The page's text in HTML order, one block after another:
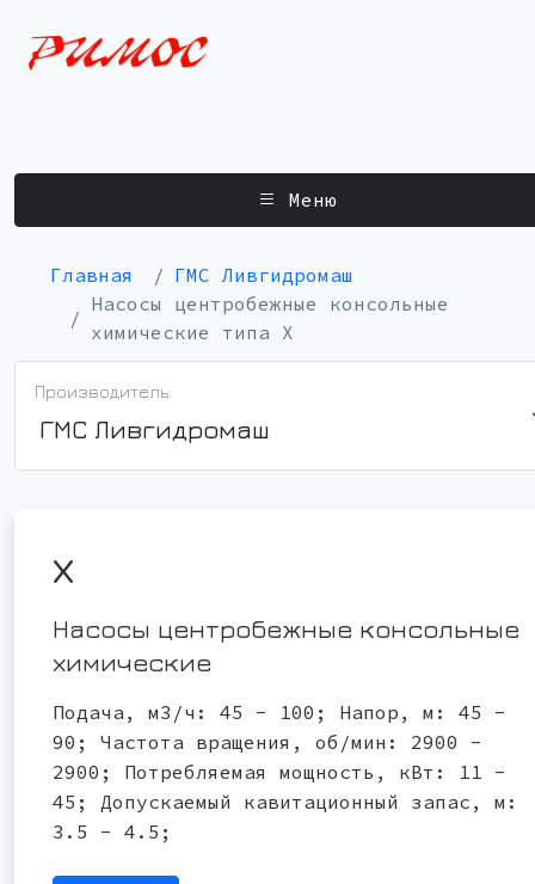
Меню
Главная
ГМС Ливгидромаш
Насосы центробежные консольные
химические типа Х
Производитель:
ГМС Ливгидромаш
Х
Насосы центробежные консольные
химические
Подача, м3/ч: 45 - 100; Напор, м: 45 -
90; Частота вращения, об/мин: 2900 -
2900; Потребляемая мощность, кВт: 11 -
45; Допускаемый кавитационный запас, м:
3.5 - 4.5;